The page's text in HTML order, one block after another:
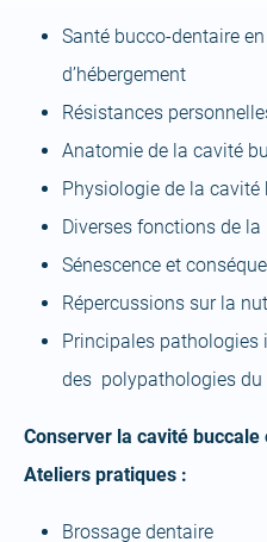
Santé bucco-dentaire
d’hébergement
Résistances
Anatomie de la cavité
Physiologie de la cavité
Diverses fonctions de la
Sénescence et
Répercussions sur la
Principales
des polypathologies du
Conserver la cavité
Ateliers pratiques :
Brossage dentaire